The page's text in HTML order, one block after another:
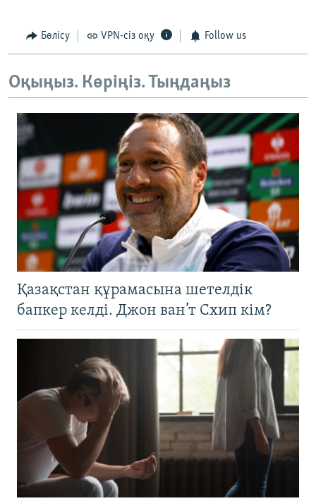
Бөлісу VPN-сіз оқу Follow us
Оқыңыз. Көріңіз. Тыңдаңыз
Қазақстан құрамасына шетелдік
бапкер келді. Джон ван’т Схип кім?